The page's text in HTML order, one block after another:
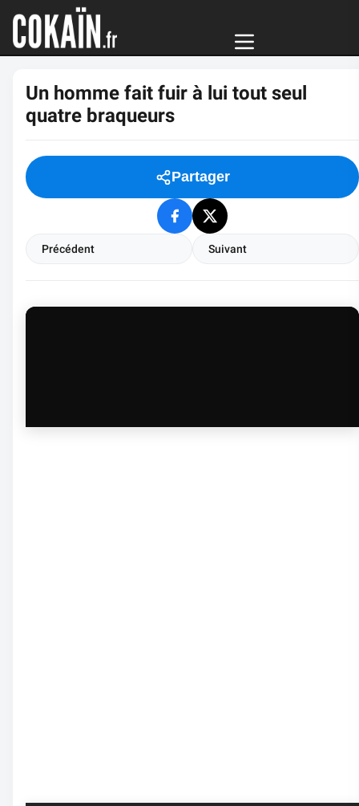
Un homme fait fuir à lui tout seul
quatre braqueurs
Partager
Précédent Suivant